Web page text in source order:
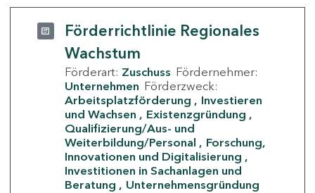
Förderrichtlinie Regionales
Wachstum
Förderart: Zuschuss Fördernehmer:
Unternehmen Förderzweck:
Arbeitsplatzförderung
Investieren
und Wachsen
Existenzgründung
Qualifizierung/Aus- und
Weiterbildung/Personal
Forschung,
Innovationen und Digitalisierung
Investitionen in Sachanlagen und
Beratung
Unternehmensgründung